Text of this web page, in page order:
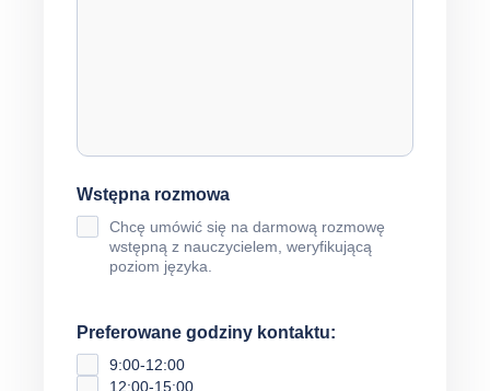
Wstępna rozmowa
Chcę umówić się na darmową rozmowę
wstępną z nauczycielem, weryfikującą
poziom języka.
Preferowane godziny kontaktu:
9:00-12:00
12:00-15:00